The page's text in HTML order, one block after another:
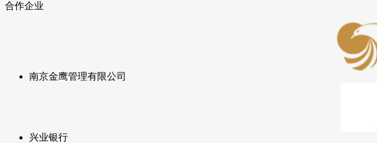
合作企业
南京金鹰管理有限公司
兴业银行